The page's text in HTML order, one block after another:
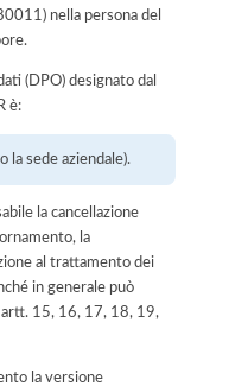
nella persona del
(DPO) designato dal
è:
la sede aziendale).
la cancellazione
la
al trattamento dei
in generale può
15, 16, 17, 18, 19,
la versione